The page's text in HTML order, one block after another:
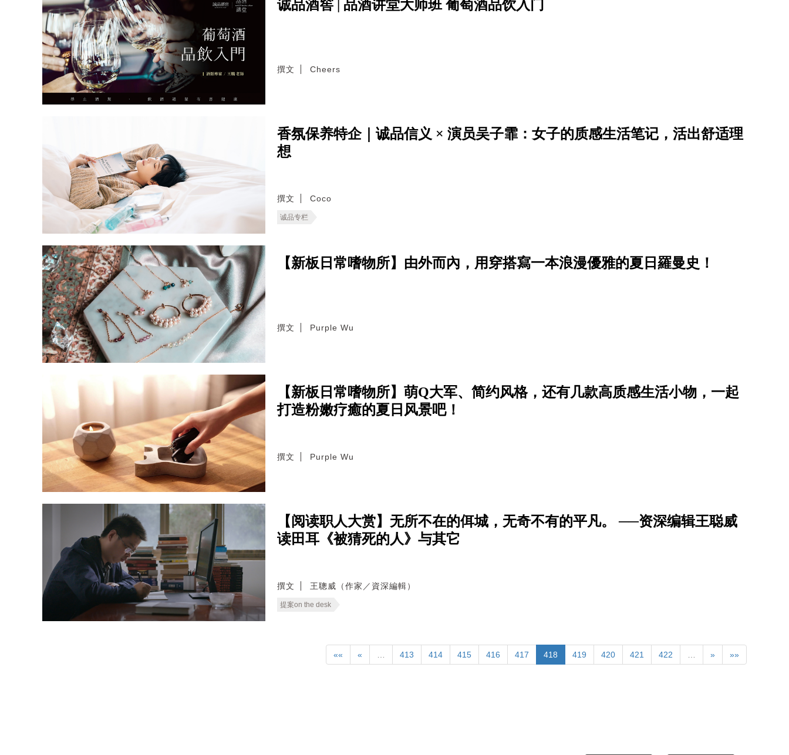
诚品酒窖 | 品酒讲堂大师班 葡萄酒品饮入门
撰文 Cheers
香氛保养特企｜诚品信义 × 演员吴子霏：女子的质感生活笔记，活出舒适理
想
撰文 Coco
诚品专栏
【新板日常嗜物所】由外而內，用穿搭寫一本浪漫優雅的夏日羅曼史！
撰文 Purple Wu
【新板日常嗜物所】萌Q大军、简约风格，还有几款高质感生活小物，一起
打造粉嫩疗癒的夏日风景吧！
撰文 Purple Wu
【阅读职人大赏】无所不在的佴城，无奇不有的平凡。 ──资深编辑王聪威
读田耳《被猜死的人》与其它
撰文 王聰威（作家／資深編輯）
提案on the desk
«« « … 413 414 415 416 417 418 419 420 421 422 … » »»